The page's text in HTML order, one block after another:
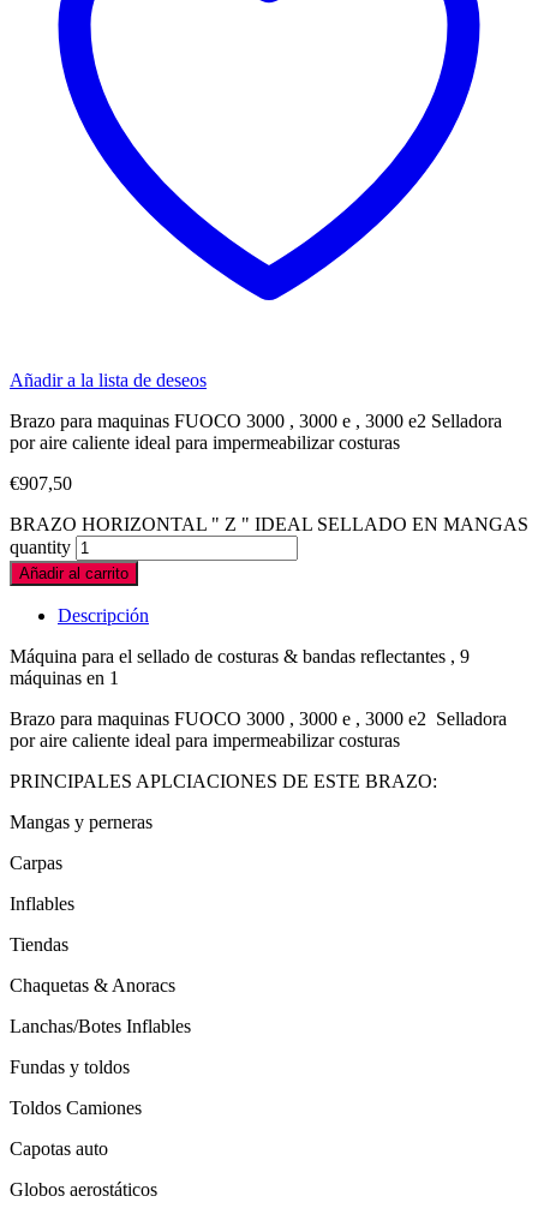
Añadir a la lista de deseos
Brazo para maquinas FUOCO 3000 , 3000 e , 3000 e2 Selladora
por aire caliente ideal para impermeabilizar costuras
€907,50
BRAZO HORIZONTAL " Z " IDEAL SELLADO EN MANGAS
quantity
Añadir al carrito
Descripción
Máquina para el sellado de costuras & bandas reflectantes , 9
máquinas en 1
Brazo para maquinas FUOCO 3000 , 3000 e , 3000 e2 Selladora
por aire caliente ideal para impermeabilizar costuras
PRINCIPALES APLCIACIONES DE ESTE BRAZO:
Mangas y perneras
Carpas
Inflables
Tiendas
Chaquetas & Anoracs
Lanchas/Botes Inflables
Fundas y toldos
Toldos Camiones
Capotas auto
Globos aerostáticos